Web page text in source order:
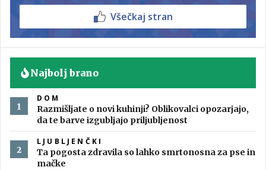
Všečkaj stran
Najbolj brano
DOM
Razmišljate o novi kuhinji? Oblikovalci opozarjajo,
da te barve izgubljajo priljubljenost
LJUBLJENČKI
Ta pogosta zdravila so lahko smrtonosna za pse in
mačke